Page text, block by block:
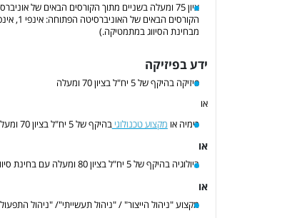
מבחינת הסיווג במתמטיקה.)
ידע בפיזיקה
פיזיקה בהיקף של 5 יח"ל בציון 70 ומעלה
או
כימיה או מקצוע טכנולוגיבהיקף של 5 יח"ל בציון 70 ומעלה עם בחינת סיווג בפיזיקה
או
ביולוגיה בהיקף של 5 יח"ל בציון 80 ומעלה עם בחינת סיווג בפיזיקה
או
מקצוע "ניהול הייצור" / "ניהול תעשייתי"/ "ניהול התפעול"/ "ארגון וניהול הייצור"